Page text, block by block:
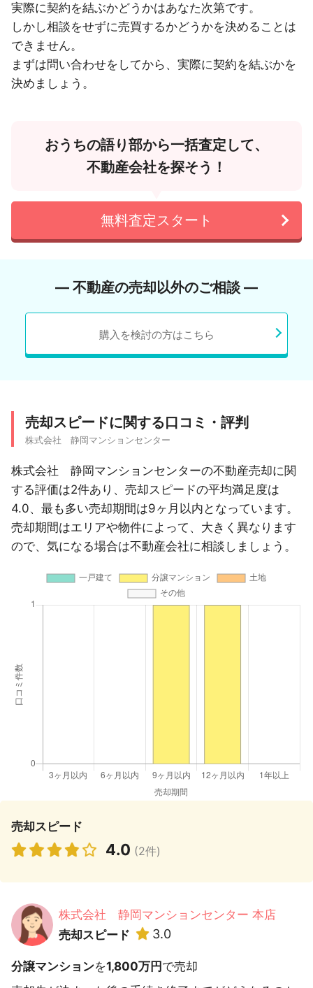
実際に契約を結ぶかどうかはあなた次第です。
しかし相談をせずに売買するかどうかを決めることは
できません。
まずは問い合わせをしてから、実際に契約を結ぶかを
決めましょう。
おうちの語り部から一括査定して、
不動産会社を探そう！
無料査定スタート
― 不動産の売却以外のご相談 ―
購入を検討の方はこちら
売却スピードに関する口コミ・評判
株式会社 静岡マンションセンター
株式会社 静岡マンションセンターの不動産売却に関
する評価は2件あり、売却スピードの平均満足度は
4.0、最も多い売却期間は9ヶ月以内となっています。
売却期間はエリアや物件によって、大きく異なります
ので、気になる場合は不動産会社に相談しましょう。
売却スピード
4.0 (2件)
株式会社 静岡マンションセンター 本店
売却スピード
3.0
分譲マンションを1,800万円で売却